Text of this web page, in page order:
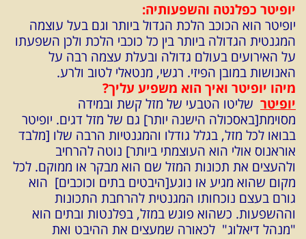
יופיטר כפלנטה והשפעותיה:
יופיטר הוא הכוכב הלכת הגדול ביותר וגם בעל עוצמה
המגנטית הגדולה ביותר בין כל כוכבי הלכת ולכן השפעתו
על האירועים בעולם גדולה ובעלת עצמה רבה על
האנושות במובן הפיזי. רגשי, מנטאלי לטוב ולרע.
מיהו יופיטר ואיך הוא משפיע עליך?
יופיטר שליטו הטבעי של מזל קשת ובמידה
מסוימת[באסכולה הישנה יותר] גם של מזל דגים. יופיטר
בבואו לכל מזל, בגלל גודלו והמגנטיות הרבה שלו [מלבד
אוראנוס אולי הוא העוצמתי ביותר] נוטה להרחיב
ולהעצים את תכונות המזל שם הוא מבקר או ממוקם. לכל
מקום שהוא מגיע או נוגע[היבטים בתים וכוכבים] הוא
גורם בעצם נוכחותו המגנטית להרחבת התכונות
וההשפעות. כשהוא פוגש במזל, בפלנטות ובתים הוא
"מנהל דיאלוג" לכאורה שמעצים את ההיבט ואת